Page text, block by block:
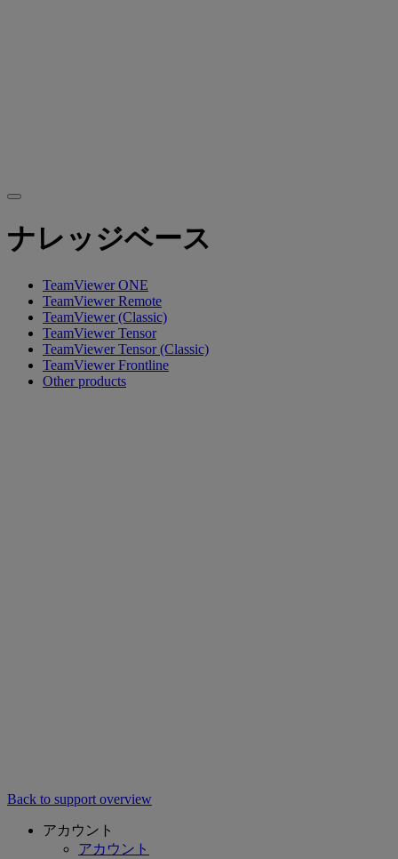
ナレッジベース
TeamViewer ONE
TeamViewer Remote
TeamViewer (Classic)
TeamViewer Tensor
TeamViewer Tensor (Classic)
TeamViewer Frontline
Other products
Back to support overview
アカウント
アカウント